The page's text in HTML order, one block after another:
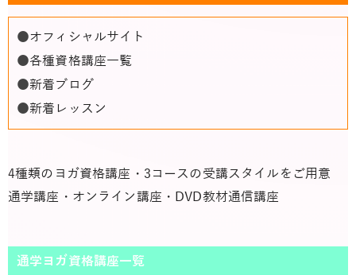
●オフィシャルサイト
●各種資格講座一覧
●新着ブログ
●新着レッスン
4種類のヨガ資格講座・3コースの受講スタイルをご用意
通学講座・オンライン講座・DVD教材通信講座
通学ヨガ資格講座一覧